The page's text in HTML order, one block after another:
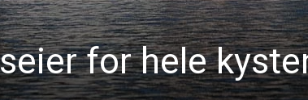
for hele